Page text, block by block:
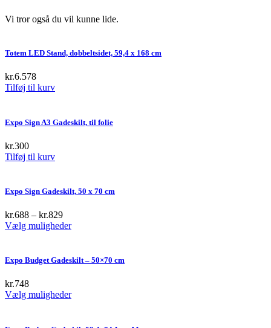
Vi tror også du vil kunne lide.
Totem LED Stand, dobbeltsidet, 59,4 x 168 cm
kr.6.578
Tilføj til kurv
Expo Sign A3 Gadeskilt, til folie
kr.300
Tilføj til kurv
Expo Sign Gadeskilt, 50 x 70 cm
kr.688 – kr.829
Vælg mulighederThis
multiple
may
Expo Budget Gadeskilt – 50×70 cm
kr.748
Vælg mulighederThis